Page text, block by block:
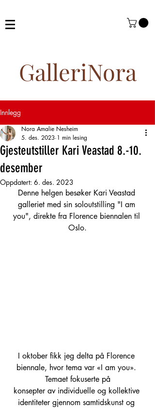
GalleriNora
Innlegg
Gjesteutstiller Kari Veastad 8.-10.
desember
Nora Amalie Nesheim
5. des. 2023 1 min lesing
Oppdatert: 6. des. 2023
Denne helgen besøker Kari Veastad
galleriet med sin soloutstilling "I am
you", direkte fra Florence biennalen til
Oslo.
I oktober fikk jeg delta på Florence
biennale, hvor tema var «I am you».
Temaet fokuserte på
konsepter av individuelle og kollektive
identiteter gjennom samtidskunst og